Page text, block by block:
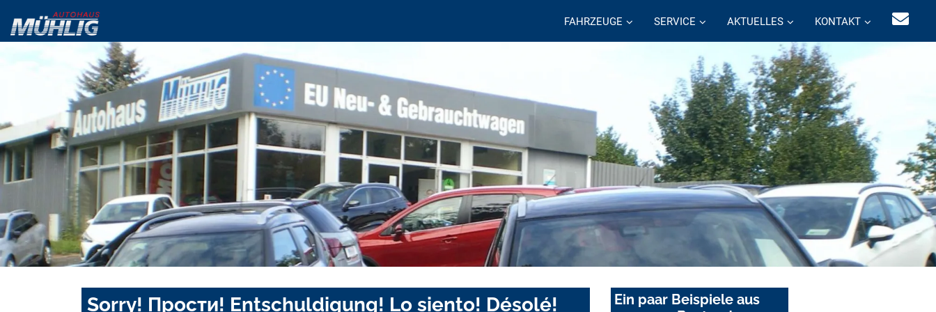
FAHRZEUGE SERVICE AKTUELLES KONTAKT
Sorry! Прости! Entschuldigung! Lo siento! Désolé!
Ein paar Beispiele aus